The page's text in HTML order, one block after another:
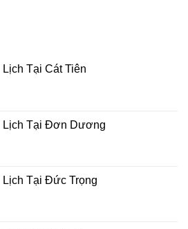
Tại Cát Tiên
Lịch Tại Đơn Dương
Lịch Tại Đức Trọng